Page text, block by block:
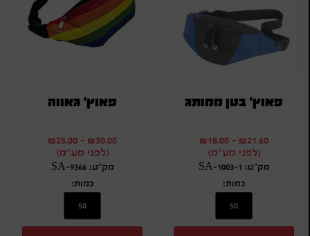
פאוץ' בטן ממותג
₪21.60
-
₪18.00
(לפני מע"מ)
מק"ט: SA-1003-1
כמות:
פאוץ' גאווה
₪30.00
-
₪25.00
(לפני מע"מ)
מק"ט: SA-9366
כמות: